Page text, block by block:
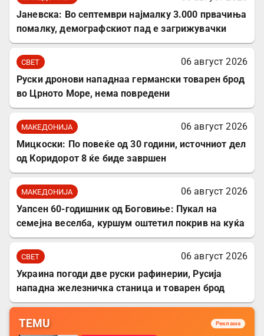
Јаневска: Во септември најмалку 3.000 првачиња
помалку, демографскиот пад е загрижувачки
СВЕТ
06 август 2026
Руски дронови нападнаа германски товарен брод
во Црното Море, нема повредени
МАКЕДОНИЈА
06 август 2026
Мицкоски: По повеќе од 30 години, источниот дел
од Коридорот 8 ќе биде завршен
МАКЕДОНИЈА
06 август 2026
Уапсен 60-годишник од Боговиње: Пукал на
семејна веселба, куршум оштетил покрив на куќа
СВЕТ
06 август 2026
Украина погоди две руски рафинерии, Русија
нападна железничка станица и товарен брод
TEMU Реклама